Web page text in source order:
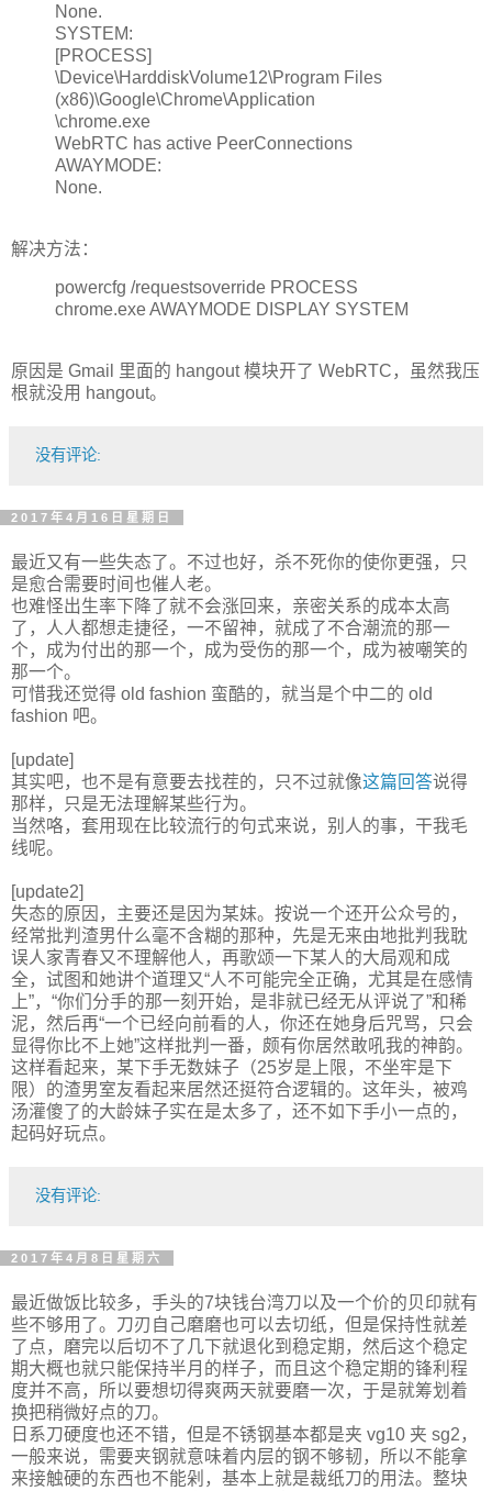
None.
SYSTEM:
[PROCESS]
\Device\HarddiskVolume12\Program Files
(x86)\Google\Chrome\Application
\chrome.exe
WebRTC has active PeerConnections
AWAYMODE:
None.
解决方法：
powercfg /requestsoverride PROCESS
chrome.exe AWAYMODE DISPLAY SYSTEM
原因是 Gmail 里面的 hangout 模块开了 WebRTC，虽然我压
根就没用 hangout。
没有评论:
2017年4月16日星期日
最近又有一些失态了。不过也好，杀不死你的使你更强，只
是愈合需要时间也催人老。
也难怪出生率下降了就不会涨回来，亲密关系的成本太高
了，人人都想走捷径，一不留神，就成了不合潮流的那一
个，成为付出的那一个，成为受伤的那一个，成为被嘲笑的
那一个。
可惜我还觉得 old fashion 蛮酷的，就当是个中二的 old
fashion 吧。
[update]
其实吧，也不是有意要去找茬的，只不过就像这篇回答说得
那样，只是无法理解某些行为。
当然咯，套用现在比较流行的句式来说，别人的事，干我毛
线呢。
[update2]
失态的原因，主要还是因为某妹。按说一个还开公众号的，
经常批判渣男什么毫不含糊的那种，先是无来由地批判我耽
误人家青春又不理解他人，再歌颂一下某人的大局观和成
全，试图和她讲个道理又“人不可能完全正确，尤其是在感情
上”，“你们分手的那一刻开始，是非就已经无从评说了”和稀
泥，然后再“一个已经向前看的人，你还在她身后咒骂，只会
显得你比不上她”这样批判一番，颇有你居然敢吼我的神韵。
这样看起来，某下手无数妹子（25岁是上限，不坐牢是下
限）的渣男室友看起来居然还挺符合逻辑的。这年头，被鸡
汤灌傻了的大龄妹子实在是太多了，还不如下手小一点的，
起码好玩点。
没有评论:
2017年4月8日星期六
最近做饭比较多，手头的7块钱台湾刀以及一个价的贝印就有
些不够用了。刀刃自己磨磨也可以去切纸，但是保持性就差
了点，磨完以后切不了几下就退化到稳定期，然后这个稳定
期大概也就只能保持半月的样子，而且这个稳定期的锋利程
度并不高，所以要想切得爽两天就要磨一次，于是就筹划着
换把稍微好点的刀。
日系刀硬度也还不错，但是不锈钢基本都是夹 vg10 夹 sg2，
一般来说，需要夹钢就意味着内层的钢不够韧，所以不能拿
来接触硬的东西也不能剁，基本上就是裁纸刀的用法。整块